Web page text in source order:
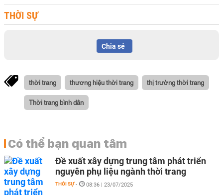
THỜI SỰ
Chia sẻ
thời trang thương hiệu thời trang thị trường thời trang
Thời trang bình dân
Có thể bạn quan tâm
Đề xuất xây dựng trung tâm phát triển
nguyên phụ liệu ngành thời trang
THỜI SỰ - 08:36 | 23/07/2025